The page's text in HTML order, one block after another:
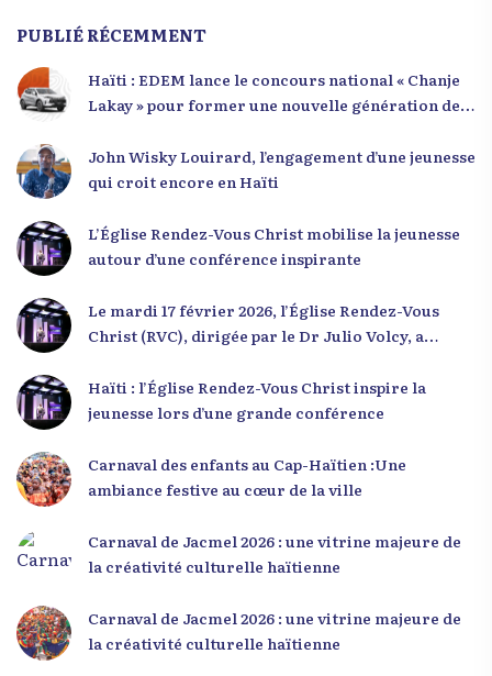
PUBLIÉ RÉCEMMENT
Haïti : EDEM lance le concours national « Chanje
Lakay » pour former une nouvelle génération de
John Wisky Louirard, l’engagement d’une jeunesse
qui croit encore en Haïti
L’Église Rendez-Vous Christ mobilise la jeunesse
autour d’une conférence inspirante
Le mardi 17 février 2026, l’Église Rendez-Vous
Christ (RVC), dirigée par le Dr Julio Volcy, a
dans ses locaux à Delmas 75 pour une conférence
placée sous le thème « Menm Ou Menm Tou ».
occasion unique de se rencontrer, d’échanger et
d’écouter des interventions motivantes centrées
citoyen. Des messages forts pour la jeunesse Lors
de sa première intervention, intitulée « Jenès la
croire en leur potentiel et à rejeter toute forme
de fatalisme. Il a particulièrement insisté sur
Haïti : l’Église Rendez-Vous Christ inspire la
jeunesse lors d’une grande conférence
Carnaval des enfants au Cap-Haïtien :Une
ambiance festive au cœur de la ville
Carnaval de Jacmel 2026 : une vitrine majeure de
la créativité culturelle haïtienne
Carnaval de Jacmel 2026 : une vitrine majeure de
la créativité culturelle haïtienne